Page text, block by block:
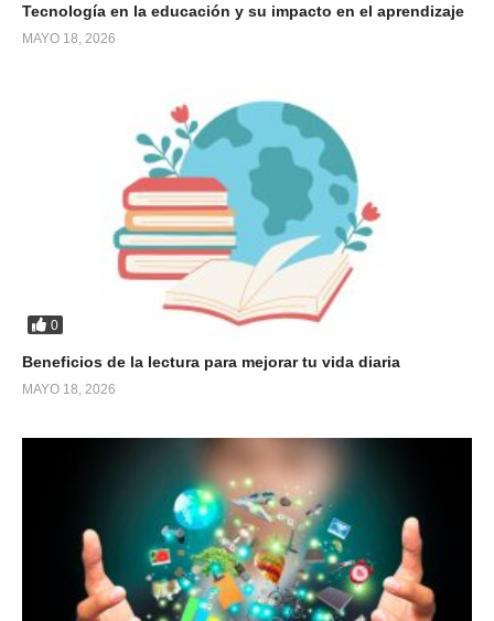
Tecnología en la educación y su impacto en el aprendizaje
MAYO 18, 2026
0
Beneficios de la lectura para mejorar tu vida diaria
MAYO 18, 2026